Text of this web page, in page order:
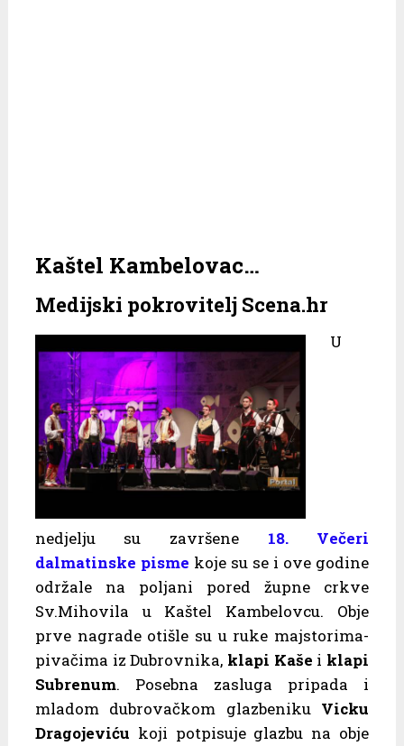
Kaštel Kambelovac…
Medijski pokrovitelj Scena.hr
U
nedjelju su završene 18. Večeri
dalmatinske pisme koje su se i ove godine
održale na poljani pored župne crkve
Sv.Mihovila u Kaštel Kambelovcu. Obje
prve nagrade otišle su u ruke majstorima-
pivačima iz Dubrovnika, klapi Kaše i klapi
Subrenum. Posebna zasluga pripada i
mladom dubrovačkom glazbeniku Vicku
Dragojeviću koji potpisuje glazbu na obje